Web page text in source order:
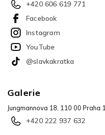
+420 606 619 771
Facebook
Instagram
YouTube
@slavkakratka
Galerie
Jungmannova 18, 110 00 Praha 1
+420 222 937 632